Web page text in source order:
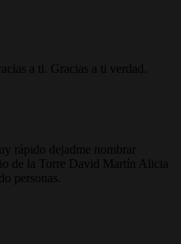
a ti. Gracias a ti verdad.
rápido dejadme nombrar
de la Torre David Martín Alicia
personas.